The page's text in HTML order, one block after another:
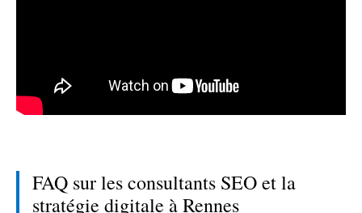
FAQ sur les consultants SEO et la
stratégie digitale à Rennes